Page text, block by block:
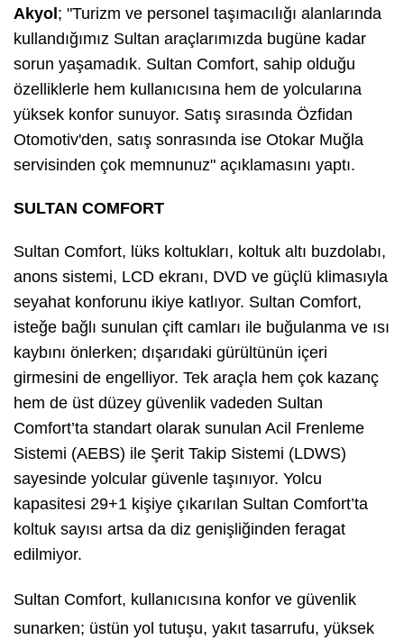
Akyol ; "Turizm ve personel taşımacılığı alanlarında
kullandığımız Sultan araçlarımızda bugüne kadar
sorun yaşamadık. Sultan Comfort, sahip olduğu
özelliklerle hem kullanıcısına hem de yolcularına
yüksek konfor sunuyor. Satış sırasında Özfidan
Otomotiv'den, satış sonrasında ise Otokar Muğla
servisinden çok memnunuz" açıklamasını yaptı.
SULTAN COMFORT
Sultan Comfort, lüks koltukları, koltuk altı buzdolabı,
anons sistemi, LCD ekranı, DVD ve güçlü klimasıyla
seyahat konforunu ikiye katlıyor. Sultan Comfort,
isteğe bağlı sunulan çift camları ile buğulanma ve ısı
kaybını önlerken; dışarıdaki gürültünün içeri
girmesini de engelliyor. Tek araçla hem çok kazanç
hem de üst düzey güvenlik vadeden Sultan
Comfort’ta standart olarak sunulan Acil Frenleme
Sistemi (AEBS) ile Şerit Takip Sistemi (LDWS)
sayesinde yolcular güvenle taşınıyor. Yolcu
kapasitesi 29+1 kişiye çıkarılan Sultan Comfort’ta
koltuk sayısı artsa da diz genişliğinden feragat
edilmiyor.
Sultan Comfort, kullanıcısına konfor ve güvenlik
sunarken; üstün yol tutuşu, yakıt tasarrufu, yüksek